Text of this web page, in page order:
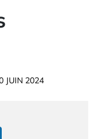
JUIN 2024